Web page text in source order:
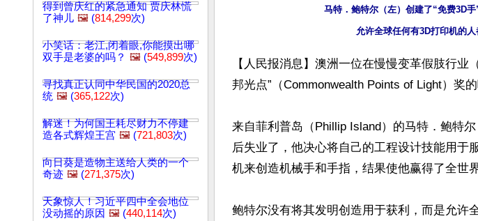
得到曾庆红的紧急通知 贾庆林慌
了神儿 🖼️ (814,299次)
小笑话：老江,闭着眼,你能摸出哪
双手是老婆的吗？ 🖼️ (549,899次)
寻找真正认同中华民国的2020总
统 🖼️ (365,122次)
解迷！为何国王耗尽财力不停建
造各式辉煌王宫 🖼️ (721,803次)
向日葵是造物主送给人类的一个
奇迹 🖼️ (271,375次)
天象惊人！习近平四中全会地位
没动摇的原因 🖼️ (440,114次)
马特．鲍特尔（左）创建了“免费3D
【人民报消息】澳洲一位在慢慢变革假肢行
邦光点”（Commonwealth Points of Light）奖
来自菲利普岛（Phillip Island）的马特．鲍特
后失业了，他决心将自己的工程设计技能用于
机来创造机械手和手指，结果使他赢得了全世
鲍特尔没有将其发明创造用于获利，而是允许